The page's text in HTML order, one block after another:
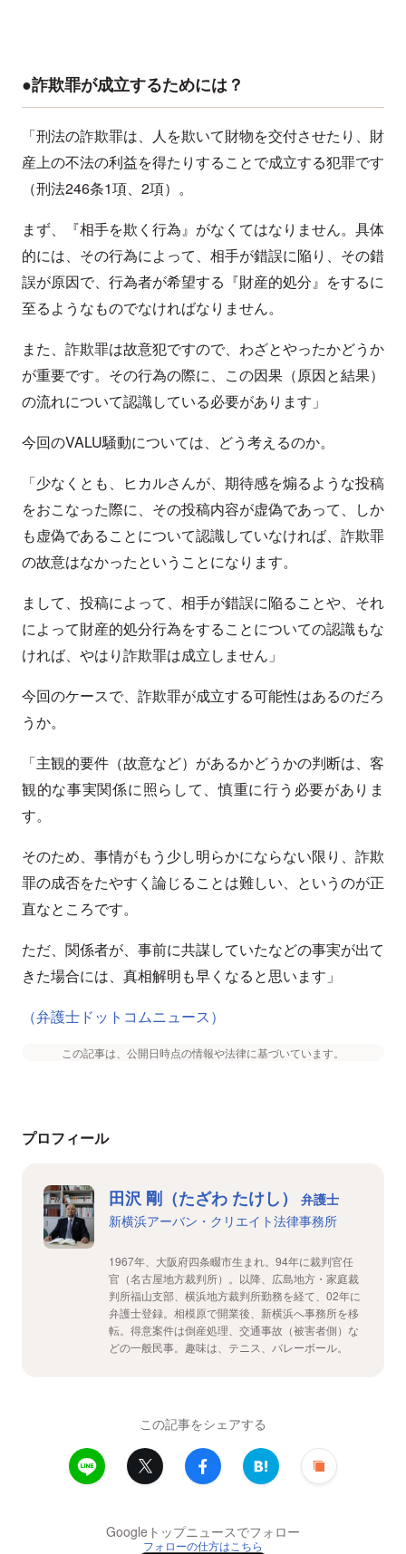
●詐欺罪が成立するためには？
「刑法の詐欺罪は、人を欺いて財物を交付させたり、財
産上の不法の利益を得たりすることで成立する犯罪です
（刑法246条1項、2項）。
まず、『相手を欺く行為』がなくてはなりません。具体
的には、その行為によって、相手が錯誤に陥り、その錯
誤が原因で、行為者が希望する『財産的処分』をするに
至るようなものでなければなりません。
また、詐欺罪は故意犯ですので、わざとやったかどうか
が重要です。その行為の際に、この因果（原因と結果）
の流れについて認識している必要があります」
今回のVALU騒動については、どう考えるのか。
「少なくとも、ヒカルさんが、期待感を煽るような投稿
をおこなった際に、その投稿内容が虚偽であって、しか
も虚偽であることについて認識していなければ、詐欺罪
の故意はなかったということになります。
まして、投稿によって、相手が錯誤に陥ることや、それ
によって財産的処分行為をすることについての認識もな
ければ、やはり詐欺罪は成立しません」
今回のケースで、詐欺罪が成立する可能性はあるのだろ
うか。
「主観的要件（故意など）があるかどうかの判断は、客
観的な事実関係に照らして、慎重に行う必要がありま
す。
そのため、事情がもう少し明らかにならない限り、詐欺
罪の成否をたやすく論じることは難しい、というのが正
直なところです。
ただ、関係者が、事前に共謀していたなどの事実が出て
きた場合には、真相解明も早くなると思います」
（弁護士ドットコムニュース）
この記事は、公開日時点の情報や法律に基づいています。
プロフィール
田沢 剛（たざわ たけし）
弁護士
新横浜アーバン・クリエイト法律事務所
1967年、大阪府四条畷市生まれ。94年に裁判官任
官（名古屋地方裁判所）。以降、広島地方・家庭裁
判所福山支部、横浜地方裁判所勤務を経て、02年に
弁護士登録。相模原で開業後、新横浜へ事務所を移
転。得意案件は倒産処理、交通事故（被害者側）な
どの一般民事。趣味は、テニス、バレーボール。
この記事をシェアする
Googleトップニュースでフォロー
フォローの仕方はこちら